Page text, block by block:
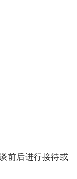
前后进行接待或